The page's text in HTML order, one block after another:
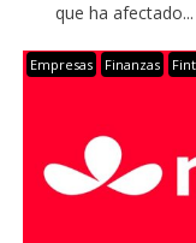
que ha afectado...
Empresas Finanzas